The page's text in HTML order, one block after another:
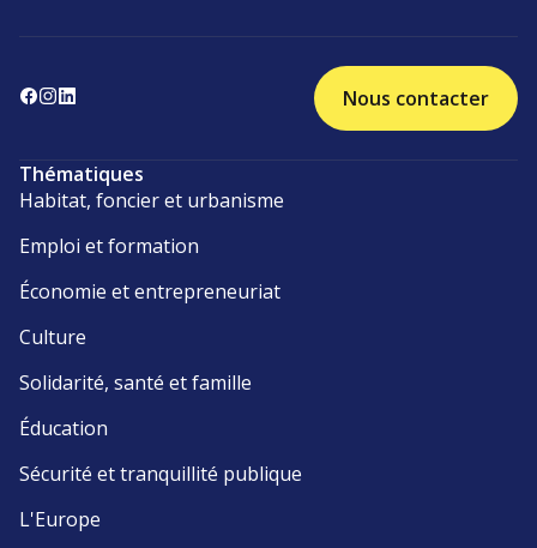
Nous contacter
Thématiques
Habitat, foncier et urbanisme
Emploi et formation
Économie et entrepreneuriat
Culture
Solidarité, santé et famille
Éducation
Sécurité et tranquillité publique
L'Europe